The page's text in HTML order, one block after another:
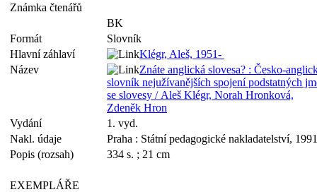
Známka čtenářů
BK
Formát
Slovník
Hlavní záhlaví
Klégr, Aleš, 1951-
Název
Znáte anglická slovesa? : Česko-
slovník nejužívanějších spojení podstatných
se slovesy / Aleš Klégr, Norah Hronková,
Zdeněk Hron
Vydání
1. vyd.
Nakl. údaje
Praha : Státní pedagogické nakladatelství, 1991
Popis (rozsah)
334 s. ; 21 cm
EXEMPLÁŘE